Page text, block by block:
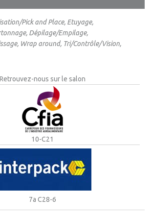
Pick and Place, Etuyage,
Dépilage/Empilage,
Wrap around, Tri/Contrôle/Vision,
Retrouvez-nous sur le salon
10-C21
7a C28-6